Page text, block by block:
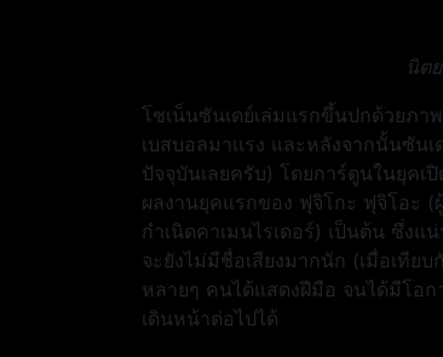
นิต
โชเน็นซันเดย์เล่มแรกขึ้นปกด้วยภา
เบสบอลมาแรง และหลังจากนั้นซัน
ปัจจุบันเลยครับ) โดยการ์ตูนในยุคเ
ผลงานยุคแรกของ ฟุจิโกะ ฟุจิโอะ
กำเนิดคาเมนไรเดอร์) เป็นต้น ซึ่ง
จะยังไม่มีชื่อเสียงมากนัก (เมื่อเทีย
หลายๆ คนได้แสดงฝีมือ จนได้มีโอ
เดินหน้าต่อไปได้